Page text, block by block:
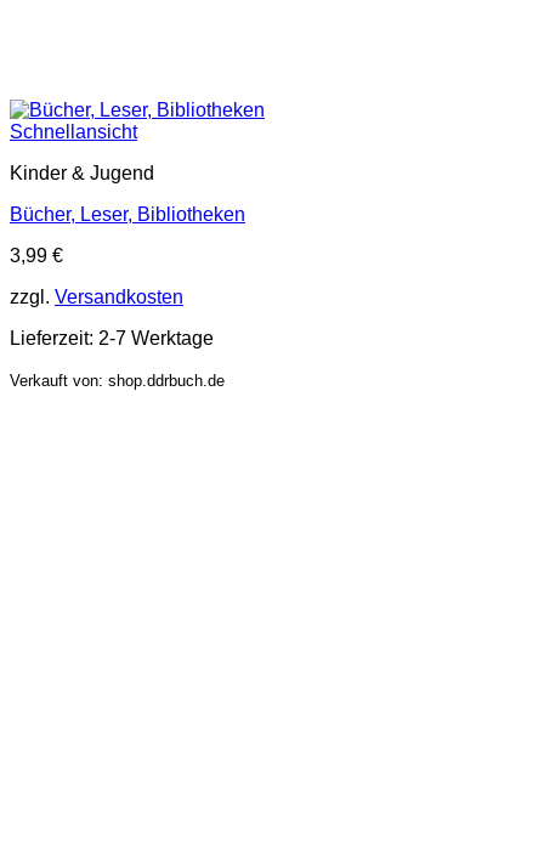
Schnellansicht
Kinder & Jugend
Bücher, Leser, Bibliotheken
3,99 €
zzgl. Versandkosten
Lieferzeit: 2-7 Werktage
Verkauft von: shop.ddrbuch.de